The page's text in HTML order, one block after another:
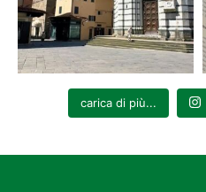
carica di più...